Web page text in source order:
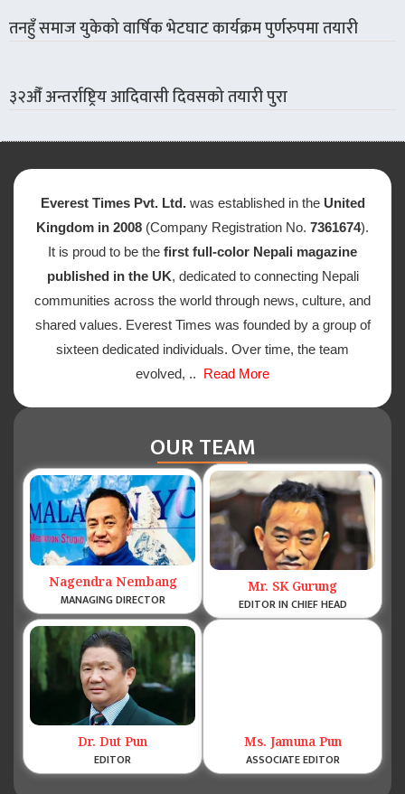
तनहुँ समाज युकेको वार्षिक भेटघाट कार्यक्रम पुर्णरुपमा तयारी
३२औँ अन्तर्राष्ट्रिय आदिवासी दिवसको तयारी पुरा
Everest Times Pvt. Ltd. was established in the United
Kingdom in 2008 (Company Registration No. 7361674).
It is proud to be the first full-color Nepali magazine
published in the UK, dedicated to connecting Nepali
communities across the world through news, culture, and
shared values. Everest Times was founded by a group of
sixteen dedicated individuals. Over time, the team
evolved, .. Read More
OUR TEAM
Nagendra Nembang
MANAGING DIRECTOR
Mr. SK Gurung
EDITOR IN CHIEF HEAD
Dr. Dut Pun
EDITOR
Ms. Jamuna Pun
ASSOCIATE EDITOR